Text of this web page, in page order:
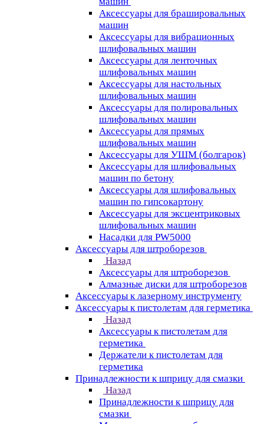
Аксессуары для брашировальных
машин
Аксессуары для вибрационных
шлифовальных машин
Аксессуары для ленточных
шлифовальных машин
Аксессуары для настольных
шлифовальных машин
Аксессуары для полировальных
шлифовальных машин
Аксессуары для прямых
шлифовальных машин
Аксессуары для УШМ (болгарок)
Аксессуары для шлифовальных
машин по бетону
Аксессуары для шлифовальных
машин по гипсокартону
Аксессуары для эксцентриковых
шлифовальных машин
Насадки для PW5000
Аксессуары для штроборезов
Назад
Аксессуары для штроборезов
Алмазные диски для штроборезов
Аксессуары к лазерному инструменту
Аксессуары к пистолетам для герметика
Назад
Аксессуары к пистолетам для
герметика
Держатели к пистолетам для
герметика
Принадлежности к шприцу для смазки
Назад
Принадлежности к шприцу для
смазки